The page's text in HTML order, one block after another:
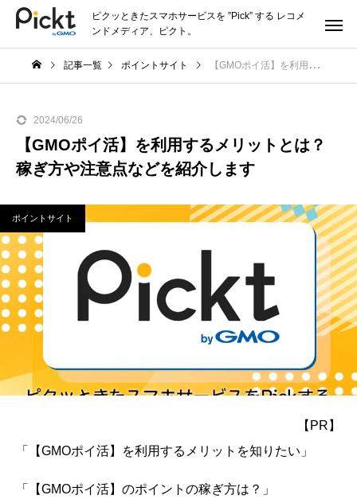
ピクッときたスマホサービスを ”Pick” する レコメ
ンドメディア、ピクト。
記事一覧 ポイントサイト 【GMOポイ活】を利用するメリットとは？稼ぎ方や注意点などを紹介します
2024/06/26
【GMOポイ活】を利用するメリットとは？
稼ぎ方や注意点などを紹介します
ポイントサイト
【PR】
「【GMOポイ活】を利用するメリットを知りたい」
「【GMOポイ活】のポイントの稼ぎ方は？」